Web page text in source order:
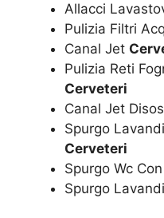
Allacci
Pulizia Filtri
Canal Jet
Pulizia Reti
Cerveteri
Canal Jet
Spurgo
Cerveteri
Spurgo Wc
Spurgo